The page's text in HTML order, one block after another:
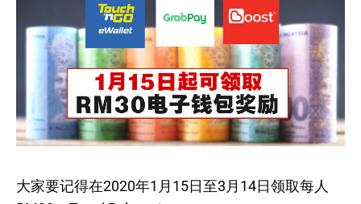
大家要记得在2020年1月15日至3月14日领取每人